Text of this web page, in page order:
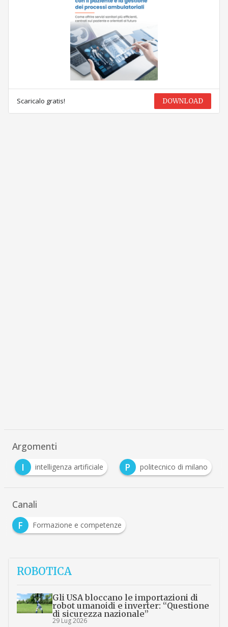
Scaricalo gratis! DOWNLOAD
Argomenti
I
intelligenza artificiale P politecnico di milano
Canali
F
Formazione e competenze
ROBOTICA
Gli USA bloccano le importazioni di
robot umanoidi e inverter: “Questione
di sicurezza nazionale”
29 Lug 2026